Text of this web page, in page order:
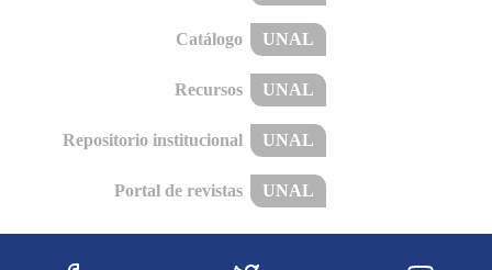
Catálogo UNAL
Recursos UNAL
Repositorio institucional UNAL
Portal de revistas UNAL